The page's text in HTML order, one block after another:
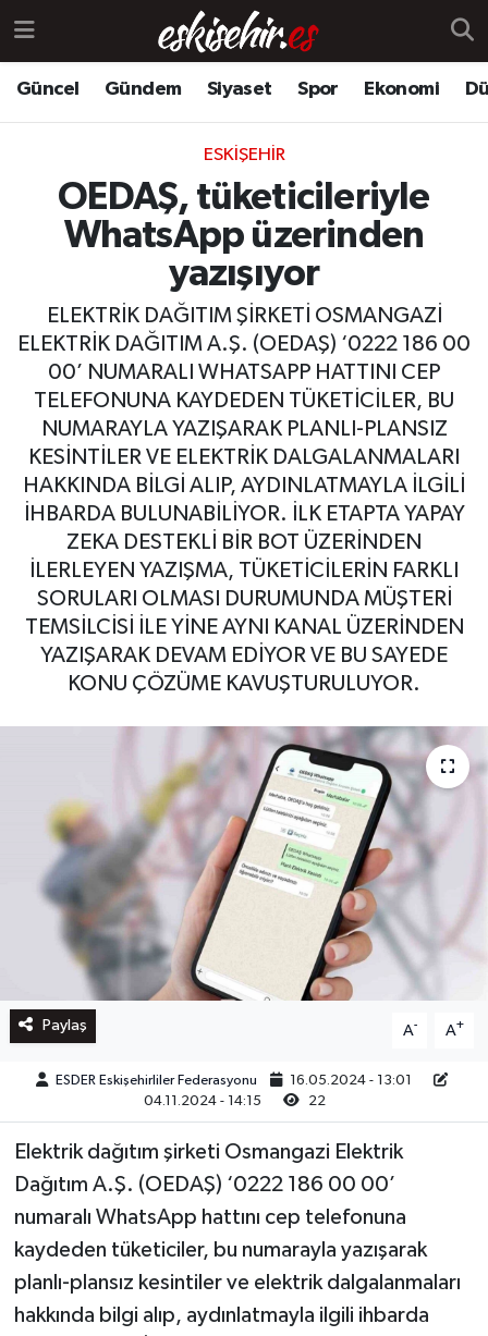
Güncel Gündem Siyaset Spor Ekonomi
ESKIŞEHIR
OEDAŞ, tüketicileriyle
WhatsApp üzerinden
yazışıyor
ELEKTRİK DAĞITIM ŞİRKETİ OSMANGAZİ
ELEKTRİK DAĞITIM A.Ş. (OEDAŞ) ‘0222 186 00
00’ NUMARALI WHATSAPP HATTINI CEP
TELEFONUNA KAYDEDEN TÜKETİCİLER, BU
NUMARAYLA YAZIŞARAK PLANLI-PLANSIZ
KESİNTİLER VE ELEKTRİK DALGALANMALARI
HAKKINDA BİLGİ ALIP, AYDINLATMAYLA İLGİLİ
İHBARDA BULUNABİLİYOR. İLK ETAPTA YAPAY
ZEKA DESTEKLİ BİR BOT ÜZERİNDEN
İLERLEYEN YAZIŞMA, TÜKETİCİLERİN FARKLI
SORULARI OLMASI DURUMUNDA MÜŞTERİ
TEMSİLCİSİ İLE YİNE AYNI KANAL ÜZERİNDEN
YAZIŞARAK DEVAM EDİYOR VE BU SAYEDE
KONU ÇÖZÜME KAVUŞTURULUYOR.
Paylaş A- A+
ESDER Eskişehirliler Federasyonu
16.05.2024 - 13:01
04.11.2024 - 14:15
22
Elektrik dağıtım şirketi Osmangazi Elektrik
Dağıtım A.Ş. (OEDAŞ) ‘0222 186 00 00’
numaralı WhatsApp hattını cep telefonuna
kaydeden tüketiciler, bu numarayla yazışarak
planlı-plansız kesintiler ve elektrik dalgalanmaları
hakkında bilgi alıp, aydınlatmayla ilgili ihbarda